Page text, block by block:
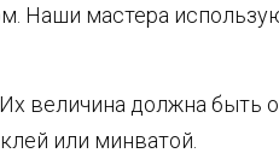
Наши мастера
величина должна быть
или минватой.